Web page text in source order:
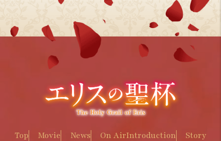
Top Movie News On AirIntroduction
Story